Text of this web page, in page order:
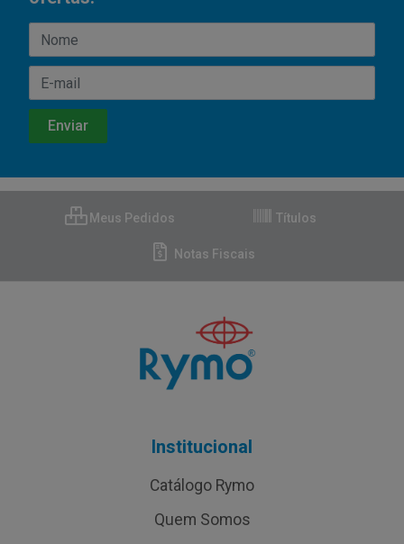
Meus Pedidos Títulos
Notas Fiscais
Institucional
Catálogo Rymo
Quem Somos